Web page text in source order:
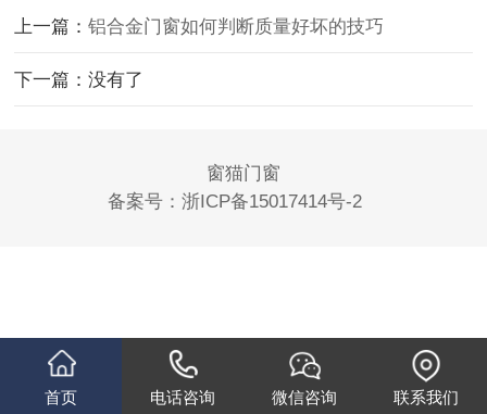
上一篇：铝合金门窗如何判断质量好坏的技巧
下一篇：没有了
窗猫门窗
备案号： 浙ICP备15017414号-2
首页 电话咨询 微信咨询 联系我们